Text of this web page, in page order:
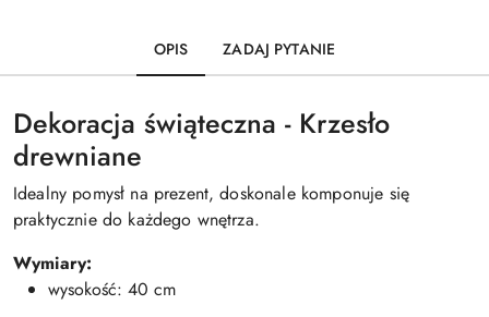
OPIS ZADAJ PYTANIE
Dekoracja świąteczna - Krzesło
drewniane
Idealny pomysł na prezent, doskonale komponuje się
praktycznie do każdego wnętrza.
Wymiary:
wysokość: 40 cm